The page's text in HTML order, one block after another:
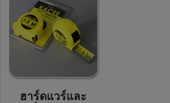
ฮาร์ดแวร์และ